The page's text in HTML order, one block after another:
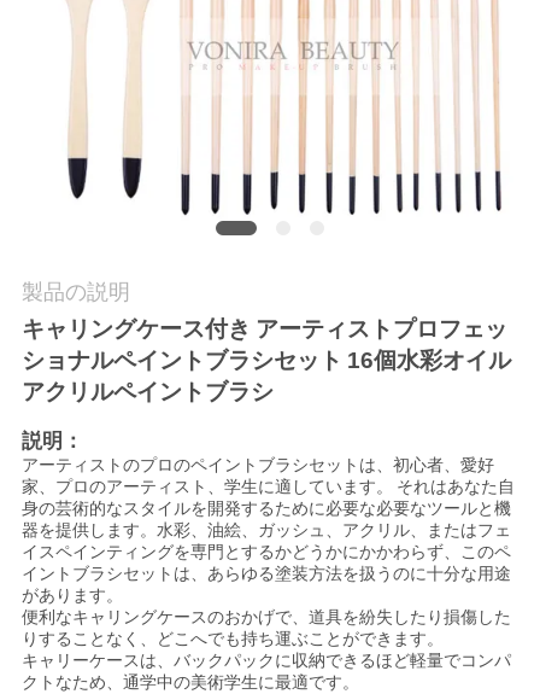
製品の説明
キャリングケース付き アーティストプロフェッ
ショナルペイントブラシセット 16個水彩オイル
アクリルペイントブラシ
説明：
アーティストのプロのペイントブラシセットは、初心者、愛好
家、プロのアーティスト、学生に適しています。
それはあなた自
身の芸術的なスタイルを開発するために必要な必要なツールと機
器を提供します。水彩、油絵、ガッシュ、アクリル、またはフェ
イスペインティングを専門とするかどうかにかかわらず、このペ
イントブラシセットは、あらゆる塗装方法を扱うのに十分な用途
があります。
便利なキャリングケースのおかげで、道具を紛失したり損傷した
りすることなく、どこへでも持ち運ぶことができます。
キャリーケースは、バックパックに収納できるほど軽量でコンパ
クトなため、通学中の美術学生に最適です。